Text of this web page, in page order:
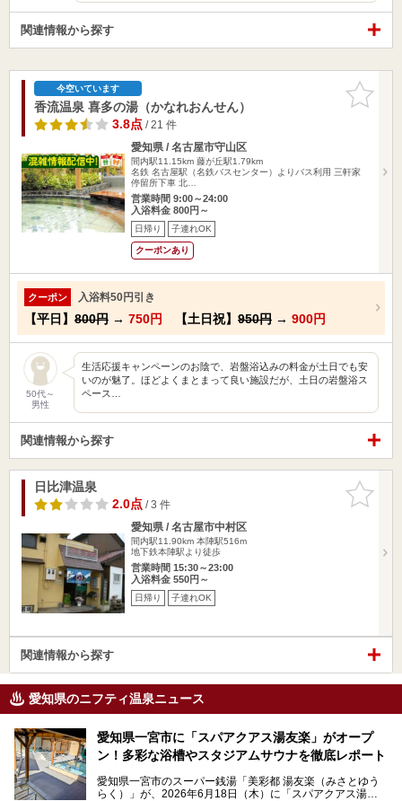
関連情報から探す
お気に入
りに追加
今空いています
香流温泉 喜多の湯（かなれおんせん）
3.8点/ 21 件
愛知県 / 名古屋市守山区
間内駅11.15km 藤が丘駅1.79km
名鉄 名古屋駅（名鉄バスセンター）よりバス利用 三軒家
停留所下車 北…
営業時間 9:00～24:00
入浴料金 800円～
日帰り 子連れOK
クーポンあり
クーポン 入浴料50円引き
【平日】 800円 → 750円 【土日祝】 950円 → 900円
50代～
男性
生活応援キャンペーンのお陰で、岩盤浴込みの料金が土日でも安
いのが魅了。ほどよくまとまって良い施設だが、土日の岩盤浴ス
ペース…
関連情報から探す
お気に入
りに追加
日比津温泉
2.0点/ 3 件
愛知県 / 名古屋市中村区
間内駅11.90km 本陣駅516m
地下鉄本陣駅より徒歩
営業時間 15:30～23:00
入浴料金 550円～
日帰り 子連れOK
関連情報から探す
愛知県のニフティ温泉ニュース
愛知県一宮市に「スパアクアス湯友楽」がオープ
ン！多彩な浴槽やスタジアムサウナを徹底レポート
愛知県一宮市のスーパー銭湯「美彩都 湯友楽（みさとゆう
らく）」が、2026年6月18日（木）に「スパアクアス湯友